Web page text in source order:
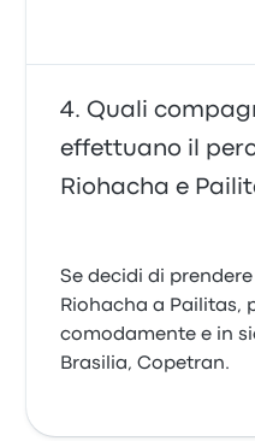
Quali
effettuano il
Riohacha e
Se decidi di
Riohacha a Pailitas,
comodamente e in
Brasilia, Copetran.